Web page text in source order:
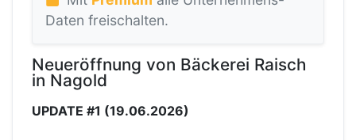
Daten freischalten.
Neueröffnung von Bäckerei Raisch
in Nagold
UPDATE #1 (19.06.2026)